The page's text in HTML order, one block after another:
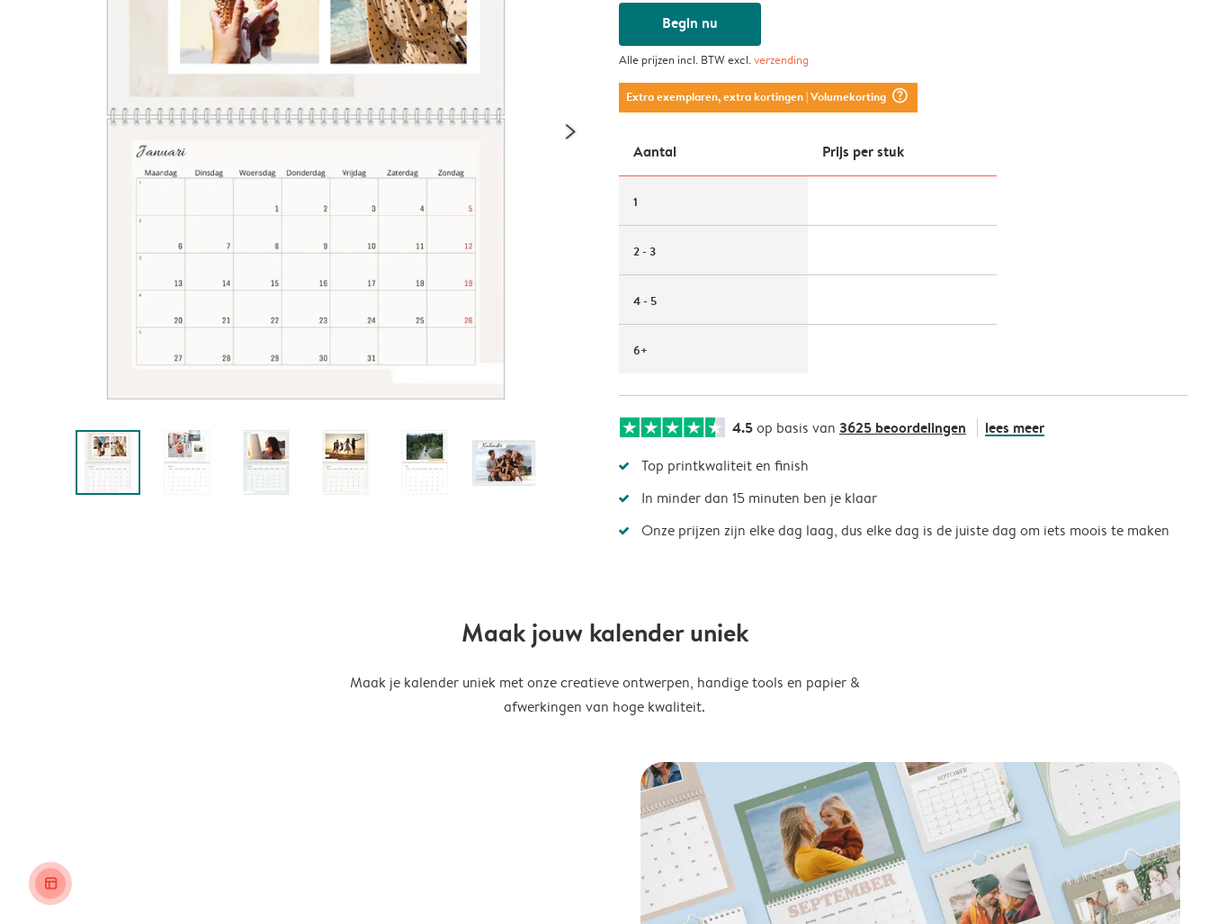
Begin nu
Alle prijzen incl. BTW excl.verzending
Extra exemplaren, extra kortingen| Volumekorting question_mark_circle
Aantal Prijs per stuk
1
2 - 3
4 - 5
6+
4.5op basis van 3625 beoordelingen lees meer
Top printkwaliteit en finish
In minder dan 15 minuten ben je klaar
Onze prijzen zijn elke dag laag, dus elke dag is de juiste dag om iets moois te maken
Maak jouw kalender uniek
Maak je kalender uniek met onze creatieve ontwerpen, handige tools en papier &
afwerkingen van hoge kwaliteit.
layout_alt